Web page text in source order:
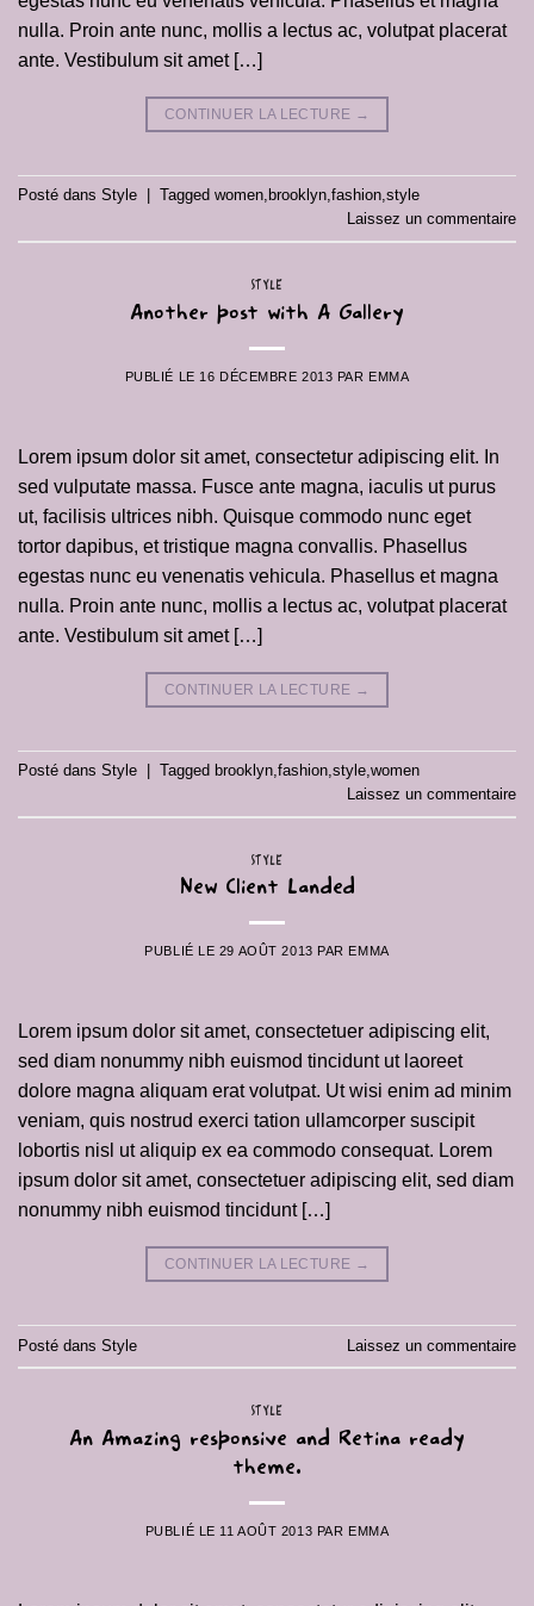
nulla. Proin ante nunc, mollis a lectus ac, volutpat placerat
ante. Vestibulum sit amet […]
CONTINUER LA LECTURE →
Posté dans Style Tagged women, brooklyn,fashion,style
Laissez un commentaire
STYLE
Another post with A Gallery
PUBLIÉ LE 16 DÉCEMBRE 2013 PAR EMMA
Lorem ipsum dolor sit amet, consectetur adipiscing elit. In
sed vulputate massa. Fusce ante magna, iaculis ut purus
ut, facilisis ultrices nibh. Quisque commodo nunc eget
tortor dapibus, et tristique magna convallis. Phasellus
egestas nunc eu venenatis vehicula. Phasellus et magna
nulla. Proin ante nunc, mollis a lectus ac, volutpat placerat
ante. Vestibulum sit amet […]
CONTINUER LA LECTURE →
Posté dans Style Tagged brooklyn fashion style women
Laissez un commentaire
STYLE
New Client Landed
PUBLIÉ LE 29 AOÛT 2013 PAR EMMA
Lorem ipsum dolor sit amet, consectetuer adipiscing elit,
sed diam nonummy nibh euismod tincidunt ut laoreet
dolore magna aliquam erat volutpat. Ut wisi enim ad minim
veniam, quis nostrud exerci tation ullamcorper suscipit
lobortis nisl ut aliquip ex ea commodo consequat. Lorem
ipsum dolor sit amet, consectetuer adipiscing elit, sed diam
nonummy nibh euismod tincidunt […]
CONTINUER LA LECTURE →
Posté dans Style Laissez un commentaire
STYLE
An Amazing responsive and Retina ready
theme.
PUBLIÉ LE 11 AOÛT 2013 PAR EMMA